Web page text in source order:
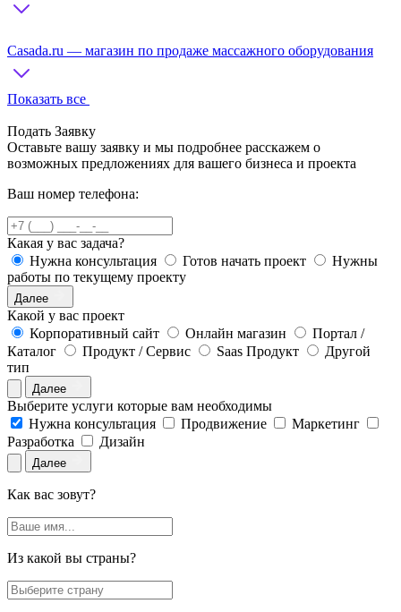
Casada.ru — магазин по продаже массажного оборудования
Показать все
Подать Заявку
Оставьте вашу заявку и мы подробнее расскажем о
возможных предложениях для вашего бизнеса и проекта
Ваш номер телефона:
Какая у вас задача?
Нужна консультация
Готов начать проект
Нужны
работы по текущему проекту
Далее
Какой у вас проект
Корпоративный сайт
Онлайн магазин
Портал /
Каталог
Продукт / Сервис Saas Продукт
Другой
тип
Далее
Выберите услуги которые вам необходимы
Нужна консультация
Продвижение
Маркетинг
Разработка
Дизайн
Далее
Как вас зовут?
Из какой вы страны?